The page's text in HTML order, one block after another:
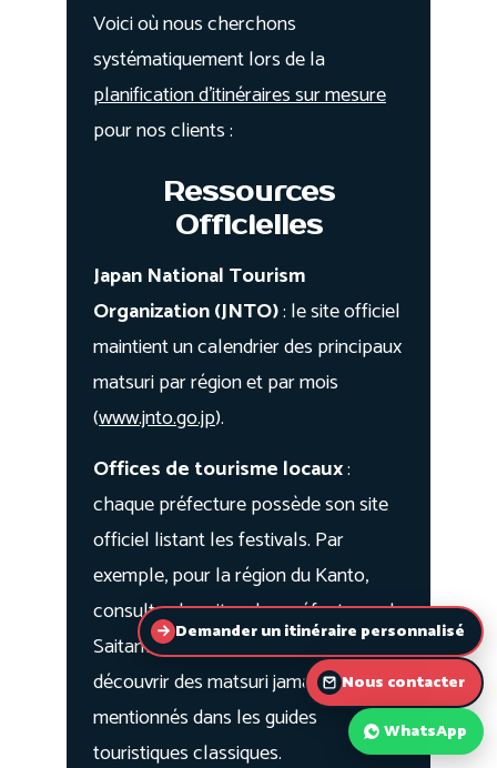
Demander un itinéraire personnalisé
Nous contacter
WhatsApp